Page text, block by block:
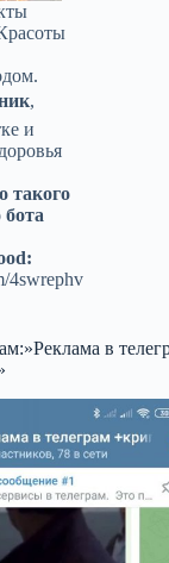
,
и
такого
бота
4swrephv
в